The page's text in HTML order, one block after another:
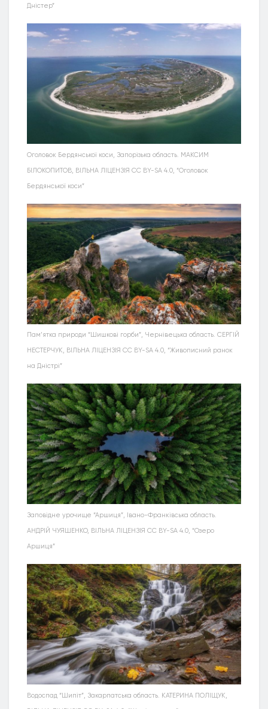
Дністер”
Оголовок Бердянської коси, Запорізька область. МАКСИМ
БІЛОКОПИТОВ, ВІЛЬНА ЛІЦЕНЗІЯ CC BY-SA 4.0, “Оголовок
Бердянської коси”
Пам’ятка природи “Шишкові горби”, Чернівецька область. СЕРГІЙ
НЕСТЕРЧУК, ВІЛЬНА ЛІЦЕНЗІЯ CC BY-SA 4.0, “Живописний ранок
на Дністрі”
Заповідне урочище “Аршиця”, Івано-Франківська область.
АНДРІЙ ЧУЯШЕНКО, ВІЛЬНА ЛІЦЕНЗІЯ CC BY-SA 4.0, “Озеро
Аршиця”
Водоспад “Шипіт”, Закарпатська область. КАТЕРИНА ПОЛІЩУК,